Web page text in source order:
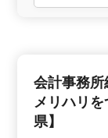
＜ベテラン
古河市の事務
告書作成や記
クライアント
れる中、クラ
す。5年以上の
業務をお任せ
会計事務
メリハリ
県】